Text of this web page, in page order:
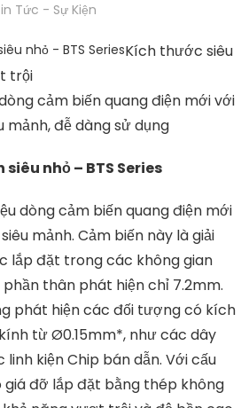
Tức - Sự Kiện
Kích thước siêu
trội
cảm biến quang điện mới với
mảnh, đễ dàng sử dụng
nhỏ – BTS Series
dòng cảm biến quang điện mới
mảnh. Cảm biến này là giải
lắp đặt trong các không gian
thân phát hiện chỉ 7.2mm.
phát hiện các đối tượng có kích
từ Ø0.15mm*, như các dây
linh kiện Chip bán dẫn. Với cấu
giá đỡ lắp đặt bằng thép không